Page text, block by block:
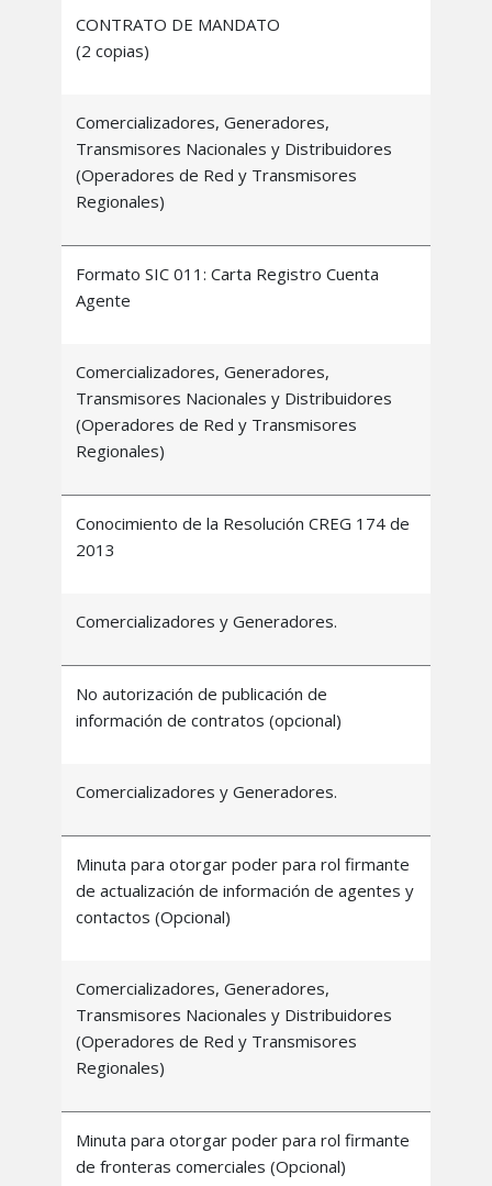
CONTRATO DE MANDATO
(2 copias)
Comercializadores, Generadores,
Transmisores Nacionales y Distribuidores
(Operadores de Red y Transmisores
Regionales)
Formato SIC 011: Carta Registro Cuenta
Agente
Comercializadores, Generadores,
Transmisores Nacionales y Distribuidores
(Operadores de Red y Transmisores
Regionales)
Conocimiento de la Resolución CREG 174 de
2013
Comercializadores y Generadores.
No autorización de publicación de
información de contratos (opcional)
Comercializadores y Generadores.
Minuta para otorgar poder para rol firmante
de actualización de información de agentes y
contactos (Opcional)
Comercializadores, Generadores,
Transmisores Nacionales y Distribuidores
(Operadores de Red y Transmisores
Regionales)
Minuta para otorgar poder para rol firmante
de fronteras comerciales (Opcional)